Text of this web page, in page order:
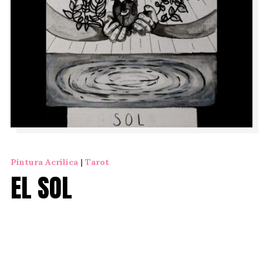
Pintura Acrílica| Tarot
EL SOL